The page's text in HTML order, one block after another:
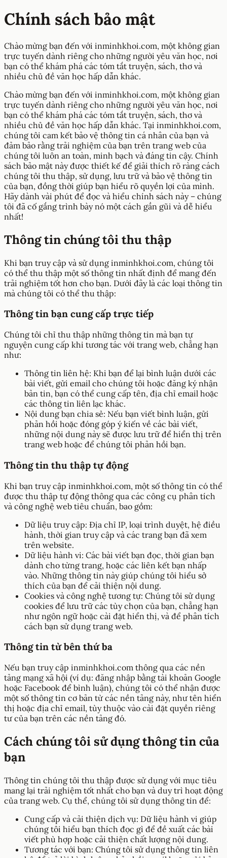
Chính sách bảo mật
Chào mừng bạn đến với inminhkhoi.com, một không gian
trực tuyến dành riêng cho những người yêu văn học, nơi
bạn có thể khám phá các tóm tắt truyện, sách, thơ và
nhiều chủ đề văn học hấp dẫn khác.
Chào mừng bạn đến với inminhkhoi.com, một không gian
trực tuyến dành riêng cho những người yêu văn học, nơi
bạn có thể khám phá các tóm tắt truyện, sách, thơ và
nhiều chủ đề văn học hấp dẫn khác. Tại inminhkhoi.com,
chúng tôi cam kết bảo vệ thông tin cá nhân của bạn và
đảm bảo rằng trải nghiệm của bạn trên trang web của
chúng tôi luôn an toàn, minh bạch và đáng tin cậy. Chính
sách bảo mật này được thiết kế để giải thích rõ ràng cách
chúng tôi thu thập, sử dụng, lưu trữ và bảo vệ thông tin
của bạn, đồng thời giúp bạn hiểu rõ quyền lợi của mình.
Hãy dành vài phút để đọc và hiểu chính sách này – chúng
tôi đã cố gắng trình bày nó một cách gần gũi và dễ hiểu
nhất!
Thông tin chúng tôi thu thập
Khi bạn truy cập và sử dụng inminhkhoi.com, chúng tôi
có thể thu thập một số thông tin nhất định để mang đến
trải nghiệm tốt hơn cho bạn. Dưới đây là các loại thông tin
mà chúng tôi có thể thu thập:
Thông tin bạn cung cấp trực tiếp
Chúng tôi chỉ thu thập những thông tin mà bạn tự
nguyện cung cấp khi tương tác với trang web, chẳng hạn
như:
Thông tin liên hệ: Khi bạn để lại bình luận dưới các
bài viết, gửi email cho chúng tôi hoặc đăng ký nhận
bản tin, bạn có thể cung cấp tên, địa chỉ email hoặc
các thông tin liên lạc khác.
Nội dung bạn chia sẻ: Nếu bạn viết bình luận, gửi
phản hồi hoặc đóng góp ý kiến về các bài viết,
những nội dung này sẽ được lưu trữ để hiển thị trên
trang web hoặc để chúng tôi phản hồi bạn.
Thông tin thu thập tự động
Khi bạn truy cập inminhkhoi.com, một số thông tin có thể
được thu thập tự động thông qua các công cụ phân tích
và công nghệ web tiêu chuẩn, bao gồm:
Dữ liệu truy cập: Địa chỉ IP, loại trình duyệt, hệ điều
hành, thời gian truy cập và các trang bạn đã xem
trên website.
Dữ liệu hành vi: Các bài viết bạn đọc, thời gian bạn
dành cho từng trang, hoặc các liên kết bạn nhấp
vào. Những thông tin này giúp chúng tôi hiểu sở
thích của bạn để cải thiện nội dung.
Cookies và công nghệ tương tự: Chúng tôi sử dụng
cookies để lưu trữ các tùy chọn của bạn, chẳng hạn
như ngôn ngữ hoặc cài đặt hiển thị, và để phân tích
cách bạn sử dụng trang web.
Thông tin từ bên thứ ba
Nếu bạn truy cập inminhkhoi.com thông qua các nền
tảng mạng xã hội (ví dụ: đăng nhập bằng tài khoản Google
hoặc Facebook để bình luận), chúng tôi có thể nhận được
một số thông tin cơ bản từ các nền tảng này, như tên hiển
thị hoặc địa chỉ email, tùy thuộc vào cài đặt quyền riêng
tư của bạn trên các nền tảng đó.
Cách chúng tôi sử dụng thông tin của
bạn
Thông tin chúng tôi thu thập được sử dụng với mục tiêu
mang lại trải nghiệm tốt nhất cho bạn và duy trì hoạt động
của trang web. Cụ thể, chúng tôi sử dụng thông tin để:
Cung cấp và cải thiện dịch vụ: Dữ liệu hành vi giúp
chúng tôi hiểu bạn thích đọc gì để đề xuất các bài
viết phù hợp hoặc cải thiện chất lượng nội dung.
Tương tác với bạn: Chúng tôi sử dụng thông tin liên